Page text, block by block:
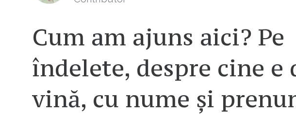
Cum am ajuns aici? Pe
îndelete, despre cine e
vină, cu nume și